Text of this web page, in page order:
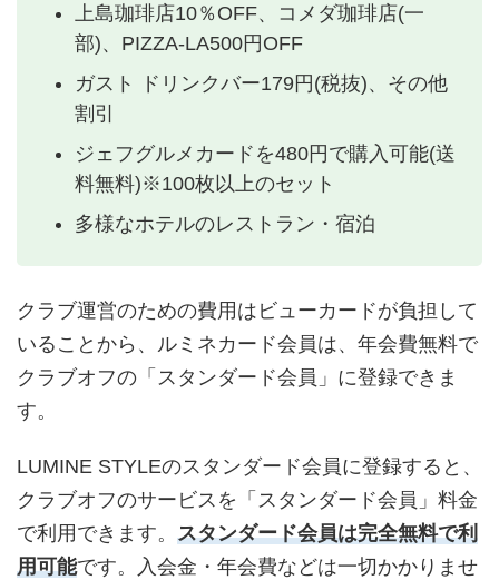
上島珈琲店10％OFF、コメダ珈琲店(一
部)、PIZZA-LA500円OFF
ガスト ドリンクバー179円(税抜)、その他
割引
ジェフグルメカードを480円で購入可能(送
料無料)※100枚以上のセット
多様なホテルのレストラン・宿泊
クラブ運営のための費用はビューカードが負担して
いることから、ルミネカード会員は、年会費無料で
クラブオフの「スタンダード会員」に登録できま
す。
LUMINE STYLEのスタンダード会員に登録すると、
クラブオフのサービスを「スタンダード会員」料金
で利用できます。 スタンダード会員は完全無料で利
用可能です。入会金・年会費などは一切かかりませ